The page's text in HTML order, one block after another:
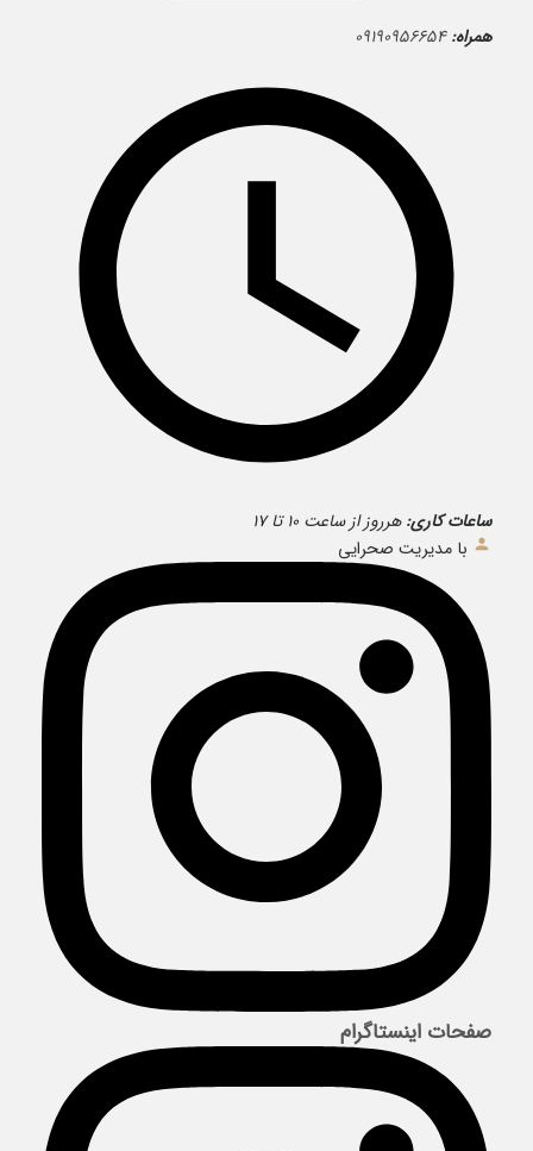
همراه: ۰۹۱۹۰۹۵۶۶۵۴
ساعات کاری: هرروز از ساعت ۱۰ تا ۱۷
با مدیریت صحرایی
صفحات اینستاگرام